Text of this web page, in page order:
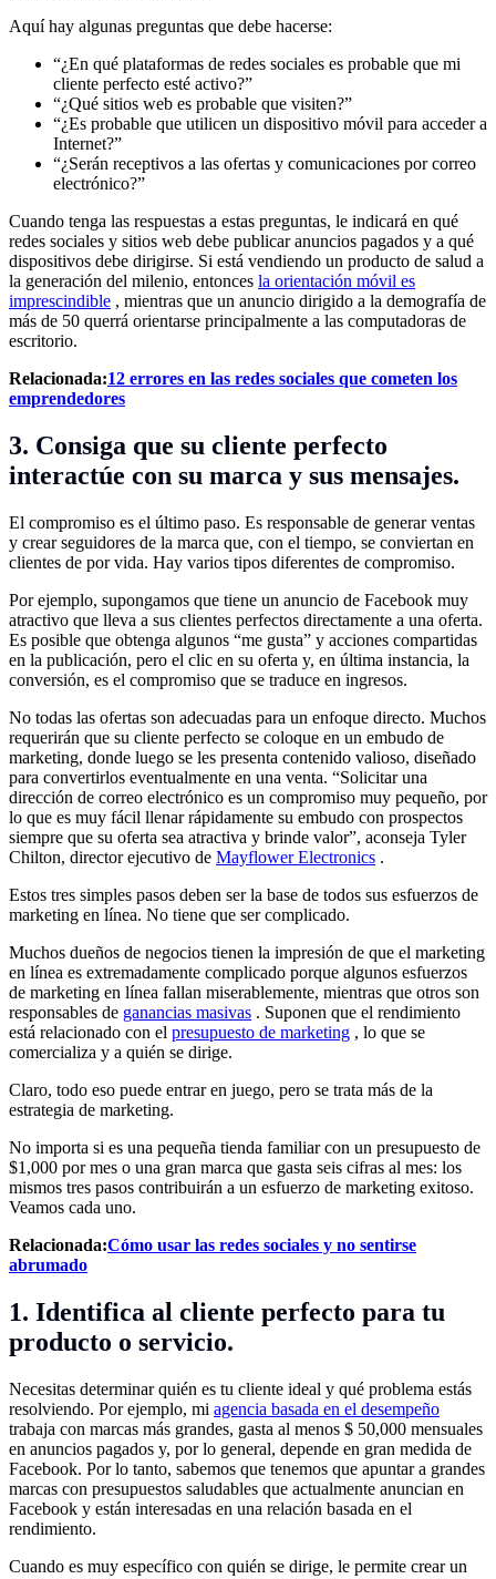
Aquí hay algunas preguntas que debe hacerse:
“¿En qué plataformas de redes sociales es probable que mi
cliente perfecto esté activo?”
“¿Qué sitios web es probable que visiten?”
“¿Es probable que utilicen un dispositivo móvil para acceder a
Internet?”
“¿Serán receptivos a las ofertas y comunicaciones por correo
electrónico?”
Cuando tenga las respuestas a estas preguntas, le indicará en qué
redes sociales y sitios web debe publicar anuncios pagados y a qué
dispositivos debe dirigirse. Si está vendiendo un producto de salud a
la generación del milenio, entonces la orientación móvil es
imprescindible , mientras que un anuncio dirigido a la demografía de
más de 50 querrá orientarse principalmente a las computadoras de
escritorio.
Relacionada:12 errores en las redes sociales que cometen los
emprendedores
3. Consiga que su cliente perfecto
interactúe con su marca y sus mensajes.
El compromiso es el último paso. Es responsable de generar ventas
y crear seguidores de la marca que, con el tiempo, se conviertan en
clientes de por vida. Hay varios tipos diferentes de compromiso.
Por ejemplo, supongamos que tiene un anuncio de Facebook muy
atractivo que lleva a sus clientes perfectos directamente a una oferta.
Es posible que obtenga algunos “me gusta” y acciones compartidas
en la publicación, pero el clic en su oferta y, en última instancia, la
conversión, es el compromiso que se traduce en ingresos.
No todas las ofertas son adecuadas para un enfoque directo. Muchos
requerirán que su cliente perfecto se coloque en un embudo de
marketing, donde luego se les presenta contenido valioso, diseñado
para convertirlos eventualmente en una venta. “Solicitar una
dirección de correo electrónico es un compromiso muy pequeño, por
lo que es muy fácil llenar rápidamente su embudo con prospectos
siempre que su oferta sea atractiva y brinde valor”, aconseja Tyler
Chilton, director ejecutivo de Mayflower Electronics .
Estos tres simples pasos deben ser la base de todos sus esfuerzos de
marketing en línea. No tiene que ser complicado.
Muchos dueños de negocios tienen la impresión de que el marketing
en línea es extremadamente complicado porque algunos esfuerzos
de marketing en línea fallan miserablemente, mientras que otros son
responsables de ganancias masivas . Suponen que el rendimiento
está relacionado con el presupuesto de marketing , lo que se
comercializa y a quién se dirige.
Claro, todo eso puede entrar en juego, pero se trata más de la
estrategia de marketing.
No importa si es una pequeña tienda familiar con un presupuesto de
$1,000 por mes o una gran marca que gasta seis cifras al mes: los
mismos tres pasos contribuirán a un esfuerzo de marketing exitoso.
Veamos cada uno.
Relacionada:Cómo usar las redes sociales y no sentirse
abrumado
1. Identifica al cliente perfecto para tu
producto o servicio.
Necesitas determinar quién es tu cliente ideal y qué problema estás
resolviendo. Por ejemplo, mi agencia basada en el desempeño
trabaja con marcas más grandes, gasta al menos $ 50,000 mensuales
en anuncios pagados y, por lo general, depende en gran medida de
Facebook. Por lo tanto, sabemos que tenemos que apuntar a grandes
marcas con presupuestos saludables que actualmente anuncian en
Facebook y están interesadas en una relación basada en el
rendimiento.
Cuando es muy específico con quién se dirige, le permite crear un